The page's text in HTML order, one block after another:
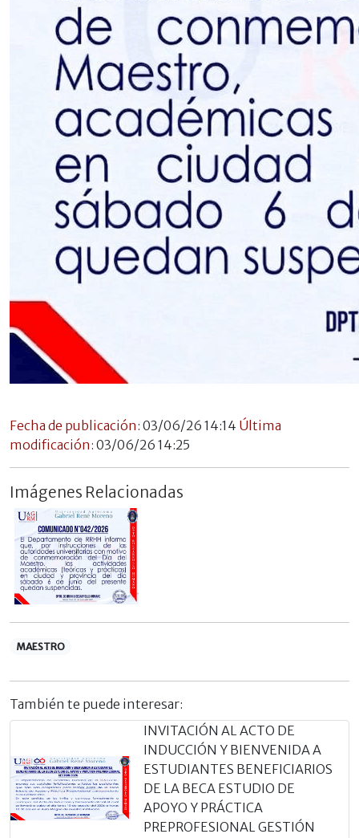
Fecha de publicación: 03/06/26 14:14 Última
modificación: 03/06/26 14:25
Imágenes Relacionadas
MAESTRO
También te puede interesar:
INVITACIÓN AL ACTO DE
INDUCCIÓN Y BIENVENIDA A
ESTUDIANTES BENEFICIARIOS
DE LA BECA ESTUDIO DE
APOYO Y PRÁCTICA
PREPROFESIONAL GESTIÓN